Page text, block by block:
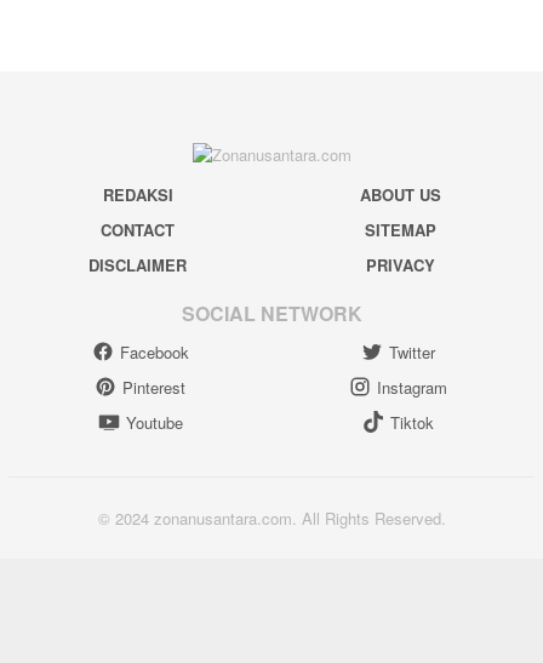
REDAKSI
ABOUT US
CONTACT
SITEMAP
DISCLAIMER
PRIVACY
SOCIAL NETWORK
Facebook
Twitter
Pinterest
Instagram
Youtube
Tiktok
© 2024 zonanusantara.com. All Rights Reserved.